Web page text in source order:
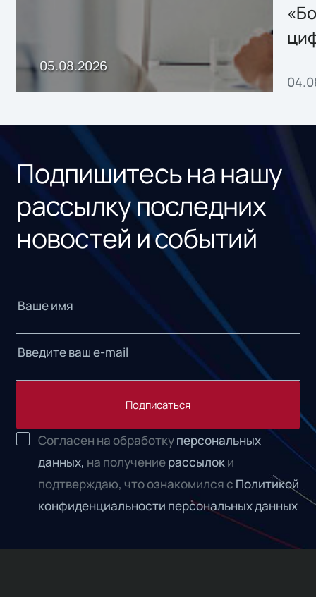
05.08.2026
Подпишитесь на нашу
рассылку последних
новостей и событий
Подписаться
Согласен на обработкуперсональных
данных, на получениерассылок и
подтверждаю, что ознакомился с Политикой
конфиденциальности персональных данных